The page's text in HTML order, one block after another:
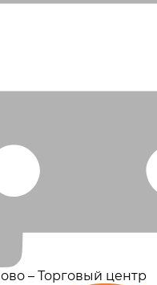
– Торговый центр